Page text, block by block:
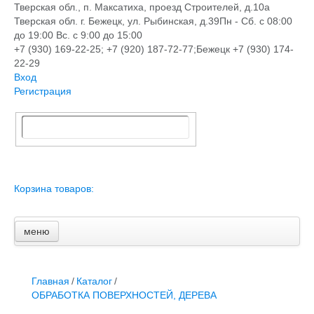
Тверская обл., п. Максатиха, проезд Строителей, д.10а
Тверская обл. г. Бежецк, ул. Рыбинская, д.39Пн - Сб. с 08:00
до 19:00 Вс. с 9:00 до 15:00
+7 (930) 169-22-25; +7 (920) 187-72-77;Бежецк +7 (930) 174-
22-29
Вход
Регистрация
Корзина товаров:
меню
Главная
Доставка и оплата
Контакты
Главная / Каталог/
ОБРАБОТКА ПОВЕРХНОСТЕЙ, ДЕРЕВА